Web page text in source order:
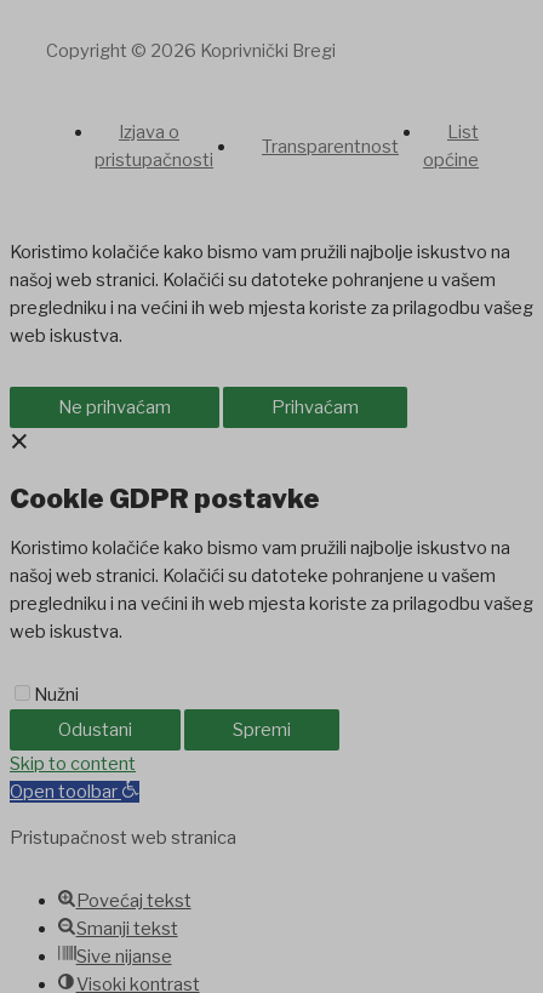
Copyright © 2026 Koprivnički Bregi
Izjava o
pristupačnosti
Transparentnost
List
općine
Koristimo kolačiće kako bismo vam pružili najbolje iskustvo na
našoj web stranici. Kolačići su datoteke pohranjene u vašem
pregledniku i na većini ih web mjesta koriste za prilagodbu vašeg
web iskustva.
Ne prihvaćam Prihvaćam
×
Cookie GDPR postavke
Koristimo kolačiće kako bismo vam pružili najbolje iskustvo na
našoj web stranici. Kolačići su datoteke pohranjene u vašem
pregledniku i na većini ih web mjesta koriste za prilagodbu vašeg
web iskustva.
Nužni
Odustani
Spremi
Skip to content
Open toolbar
Pristupačnost web stranica
Povećaj tekst
Smanji tekst
Sive nijanse
Visoki kontrast